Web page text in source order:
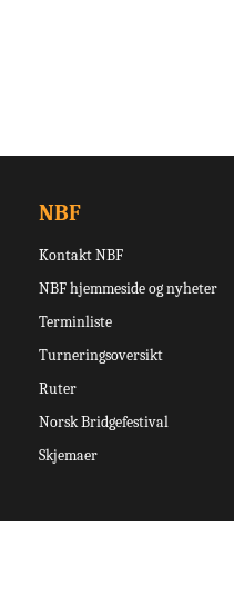
NBF
Kontakt NBF
NBF hjemmeside og nyheter
Terminliste
Turneringsoversikt
Ruter
Norsk Bridgefestival
Skjemaer